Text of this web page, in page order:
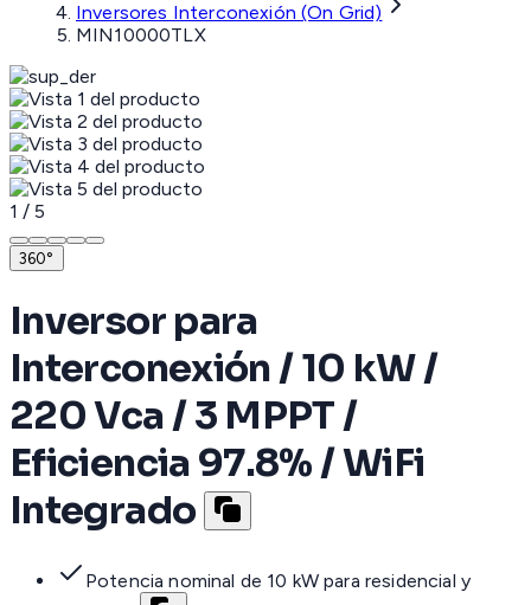
Inversores Interconexión (On Grid)
MIN10000TLX
1 / 5
360°
Inversor para
Interconexión / 10 kW /
220 Vca / 3 MPPT /
Eficiencia 97.8% / WiFi
Integrado
Potencia nominal de 10 kW para residencial y